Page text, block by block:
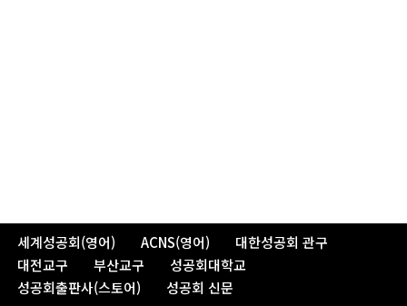
세계성공회(영어) ACNS(영어)
대한성공회 관구
대전교구
부산교구
성공회대학교
성공회출판사(스토어)
성공회 신문